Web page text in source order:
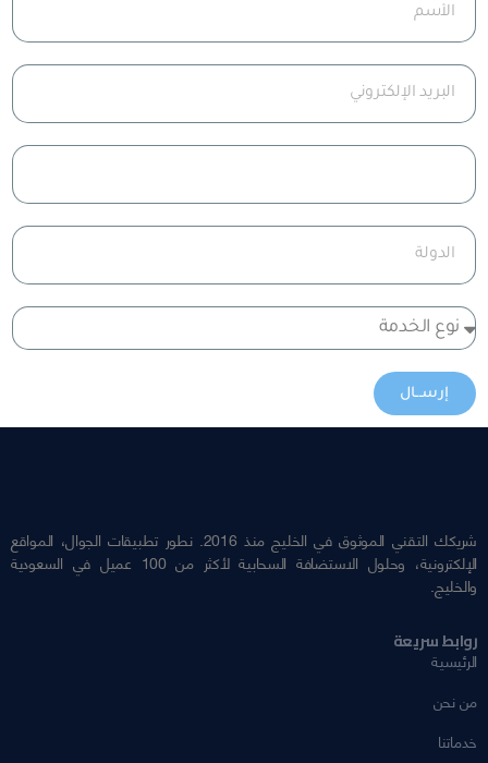
إرســال
شريكك التقني الموثوق في الخليج منذ 2016. نطور تطبيقات الجوال، المواقع
الإلكترونية، وحلول الاستضافة السحابية لأكثر من 100 عميل في السعودية
والخليج.
روابط سريعة
الرئيسية
من نحن
خدماتنا